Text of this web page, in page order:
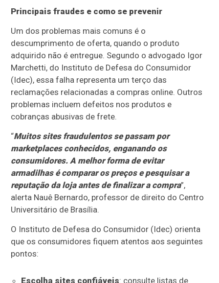
Principais fraudes e como se prevenir
Um dos problemas mais comuns é o
descumprimento de oferta, quando o produto
adquirido não é entregue. Segundo o advogado Igor
Marchetti, do Instituto de Defesa do Consumidor
(Idec), essa falha representa um terço das
reclamações relacionadas a compras online. Outros
problemas incluem defeitos nos produtos e
cobranças abusivas de frete.
“Muitos sites fraudulentos se passam por
marketplaces conhecidos, enganando os
consumidores. A melhor forma de evitar
armadilhas é comparar os preços e pesquisar a
reputação da loja antes de finalizar a compra”,
alerta Nauê Bernardo, professor de direito do Centro
Universitário de Brasília.
O Instituto de Defesa do Consumidor (Idec) orienta
que os consumidores fiquem atentos aos seguintes
pontos:
Escolha sites confiáveis: consulte listas de